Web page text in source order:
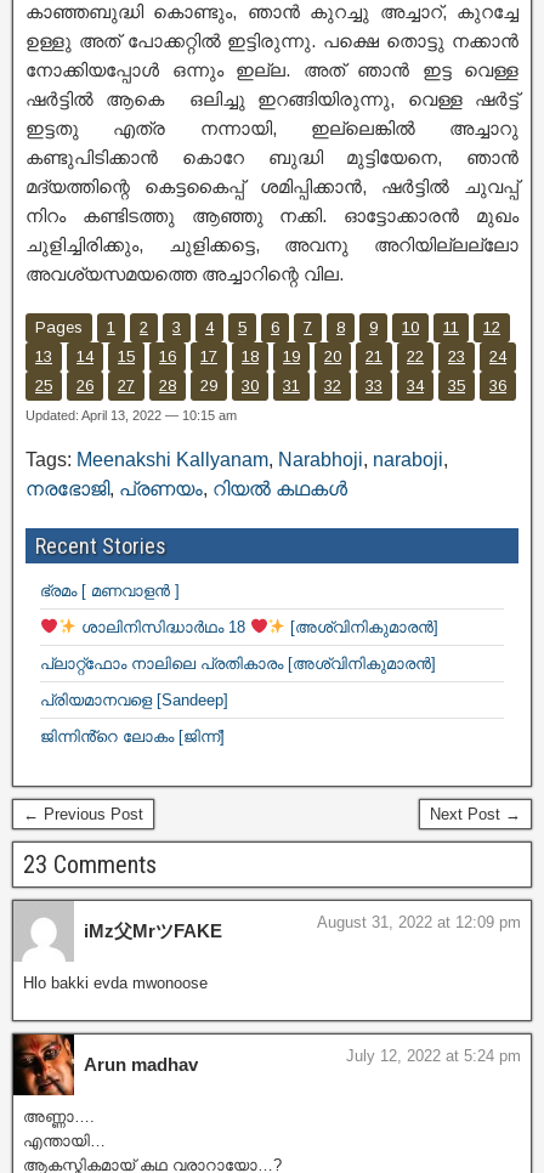
കാഞ്ഞബുദ്ധി കൊണ്ടും, ഞാൻ കുറച്ചു അച്ചാറ്, കുറച്ചേ
ഉള്ളു അത് പോക്കറ്റിൽ ഇട്ടിരുന്നു. പക്ഷെ തൊട്ടു നക്കാൻ
നോക്കിയപ്പോൾ ഒന്നും ഇല്ല. അത് ഞാൻ ഇട്ട വെള്ള
ഷർട്ടിൽ ആകെ ഒലിച്ചു ഇറങ്ങിയിരുന്നു, വെള്ള ഷർട്ട്
ഇട്ടതു എത്ര നന്നായി, ഇല്ലെങ്കിൽ അച്ചാറു
കണ്ടുപിടിക്കാൻ കൊറേ ബുദ്ധി മുട്ടിയേനെ, ഞാൻ
മദ്യത്തിന്റെ കെട്ടകൈപ്പ് ശമിപ്പിക്കാൻ, ഷർട്ടിൽ ചുവപ്പ്
നിറം കണ്ടിടത്തു ആഞ്ഞു നക്കി. ഓട്ടോക്കാരൻ മുഖം
ചുളിച്ചിരിക്കും, ചുളിക്കട്ടെ, അവനു അറിയില്ലല്ലോ
അവശ്യസമയത്തെ അച്ചാറിന്റെ വില.
Pages 1 2 3 4 5 6 7 8 9 10 11
12
13
14 15 16 17 18 19 20 21 22 23
24
25
26 27 28 29 30 31 32 33 34 35 36
Updated: April 13, 2022 — 10:15 am
Tags: Meenakshi Kallyanam, Narabhoji, naraboji,
നരഭോജി, പ്രണയം, റിയൽ കഥകൾ
Recent Stories
ഭ്രമം [ മണവാളൻ ]
ശാലിനിസിദ്ധാർഥം 18
[അശ്വിനികുമാരൻ]
പ്ലാറ്റ്ഫോം നാലിലെ പ്രതികാരം [അശ്വിനികുമാരൻ]
പ്രിയമാനവളെ [Sandeep]
ജിന്നിൻ്റെ ലോകം [ജിന്ന്]
← Previous Post Next Post →
23 Comments
iMz父MrツFAKE August 31, 2022 at 12:09 pm
Hlo bakki evda mwonoose
Arun madhav July 12, 2022 at 5:24 pm
അണ്ണാ….
എന്തായി…
ആകസ്മികമായ് കഥ വരാറായോ…?